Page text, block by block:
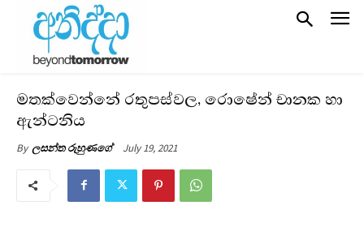
මතක්වෙන්නේ රතුපස්වල, රොෂේන් චානක හා
ඇන්ටනිය
By ලසන්ත රුහුණගේ July 19, 2021